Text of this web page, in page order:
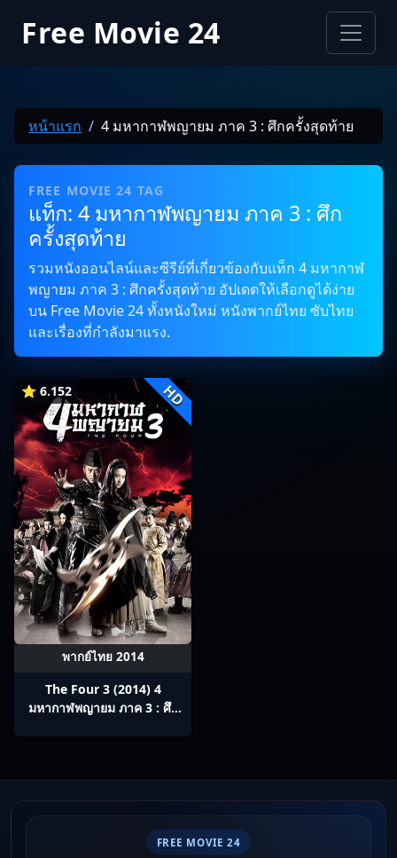
Free Movie 24
หน้าแรก 4 มหากาฬพญายม ภาค 3 : ศึกครั้งสุดท้าย
FREE MOVIE 24 TAG
แท็ก: 4 มหากาฬพญายม ภาค 3 : ศึก
ครั้งสุดท้าย
รวมหนังออนไลน์และซีรีย์ที่เกี่ยวข้องกับแท็ก 4 มหากาฬ
พญายม ภาค 3 : ศึกครั้งสุดท้าย อัปเดตให้เลือกดูได้ง่าย
บน Free Movie 24 ทั้งหนังใหม่ หนังพากย์ไทย ซับไทย
และเรื่องที่กำลังมาแรง.
⭐ 6.152 HD
พากย์ไทย 2014
The Four 3 (2014) 4
มหากาฬพญายม ภาค 3 : ศึก
FREE MOVIE 24